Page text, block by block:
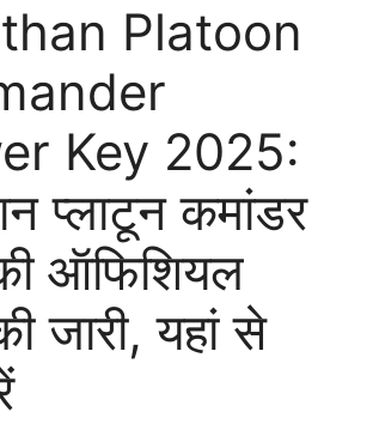
Platoon
Key 2025:
प्लाटून कमांडर
की ऑफिशियल
जारी, यहां से